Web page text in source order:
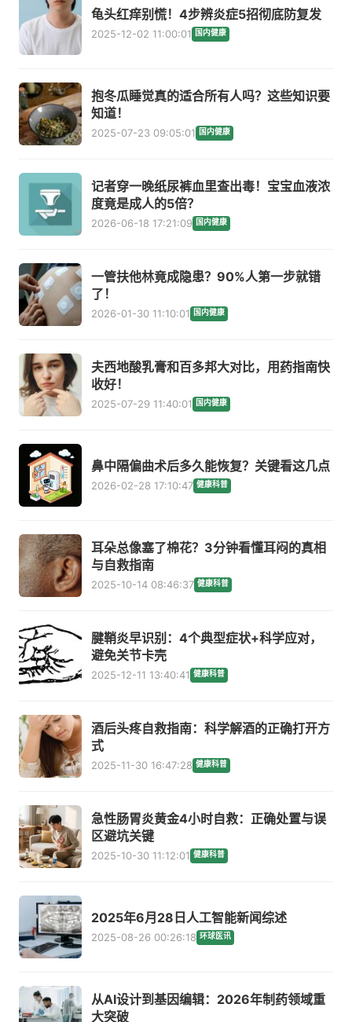
龟头红痒别慌！4步辨炎症5招彻底防复发
2025-12-02 11:00:01 国内健康
抱冬瓜睡觉真的适合所有人吗？这些知识要
知道！
2025-07-23 09:05:01 国内健康
记者穿一晚纸尿裤血里查出毒！宝宝血液浓
度竟是成人的5倍？
2026-06-18 17:21:09 国内健康
一管扶他林竟成隐患？90%人第一步就错
了！
2026-01-30 11:10:01 国内健康
夫西地酸乳膏和百多邦大对比，用药指南快
收好！
2025-07-29 11:40:01 国内健康
鼻中隔偏曲术后多久能恢复？关键看这几点
2026-02-28 17:10:47 健康科普
耳朵总像塞了棉花？3分钟看懂耳闷的真相
与自救指南
2025-10-14 08:46:37 健康科普
腱鞘炎早识别：4个典型症状+科学应对，
避免关节卡壳
2025-12-11 13:40:41 健康科普
酒后头疼自救指南：科学解酒的正确打开方
式
2025-11-30 16:47:28 健康科普
急性肠胃炎黄金4小时自救：正确处置与误
区避坑关键
2025-10-30 11:12:01 健康科普
2025年6月28日人工智能新闻综述
2025-08-26 00:26:18 环球医讯
从AI设计到基因编辑：2026年制药领域重
大突破